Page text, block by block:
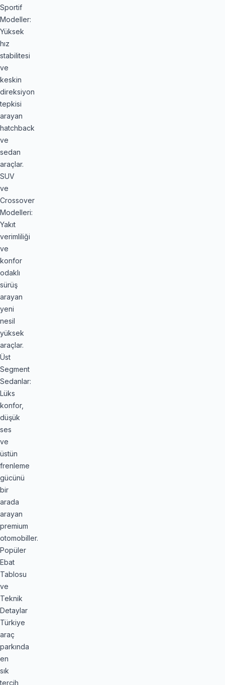
Sportif
Modeller:
Yüksek
hız
stabilitesi
ve
keskin
direksiyon
tepkisi
arayan
hatchback
ve
sedan
araçlar.
SUV
ve
Crossover
Modelleri:
Yakıt
verimliliği
ve
konfor
odaklı
sürüş
arayan
yeni
nesil
yüksek
araçlar.
Üst
Segment
Sedanlar:
Lüks
konfor,
düşük
ses
ve
üstün
frenleme
gücünü
bir
arada
arayan
premium
otomobiller.
Popüler
Ebat
Tablosu
ve
Teknik
Detaylar
Türkiye
araç
parkında
en
sık
tercih